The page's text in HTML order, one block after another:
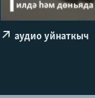
аудио уйнаткыч